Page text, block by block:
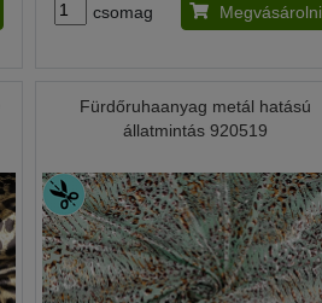
csomag Megvásárolni
Fürdőruhaanyag metál hatású
állatmintás 920519